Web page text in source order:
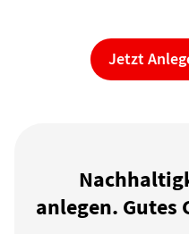
Jetzt
anlegen. Gutes